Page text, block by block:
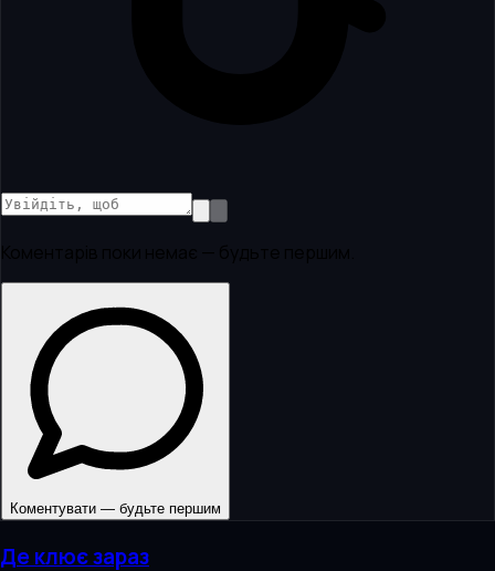
Коментувати — будьте першим
Де клює зараз